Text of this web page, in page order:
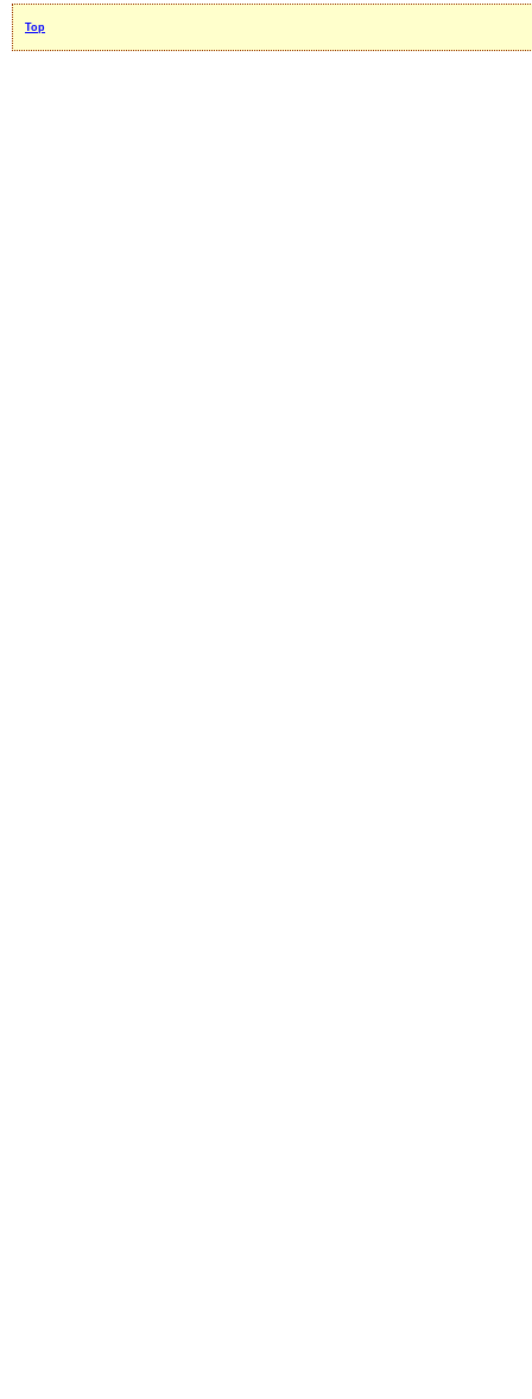
Top